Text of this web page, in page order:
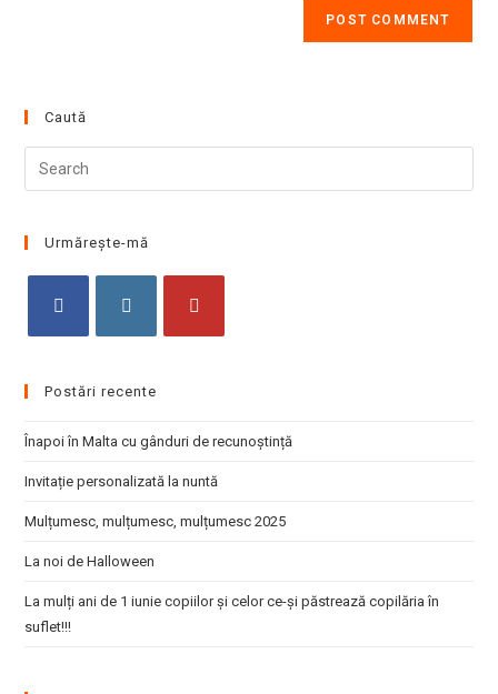
Caută
Urmărește-mă
a
new
new
new
Postări recente
Înapoi în Malta cu gânduri de recunoștință
Invitație personalizată la nuntă
Mulțumesc, mulțumesc, mulțumesc 2025
La noi de Halloween
La mulți ani de 1 iunie copiilor și celor ce-și păstrează copilăria în
suflet!!!